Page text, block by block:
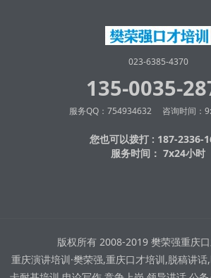
023-6385-4370
135-0035-
服务QQ：754934632 咨询时间：
您也可以拨打 : 187-2336-
服务时间： 7x24小时
版权所有 2008-2019 樊荣强重庆
重庆演讲培训·樊荣强,重庆口才培训,脱稿讲